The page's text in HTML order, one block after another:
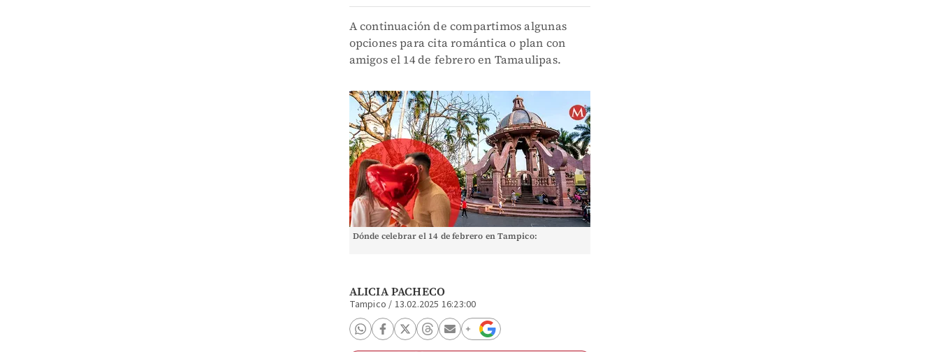
A continuación de compartimos algunas
opciones para cita romántica o plan con
amigos el 14 de febrero en Tamaulipas.
Dónde celebrar el 14 de febrero en Tampico:
ALICIA PACHECO
Tampico / 13.02.2025 16:23:00